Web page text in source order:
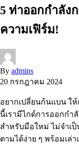
5 ท่าออกกำลัง
ความเฟิร์ม!
By admins
20 กรกฎาคม 2024
อยากเปลี่ยนก้นแบน ใ
นี้เรามีไกด์การออกกำ
สำหรับมือใหม่ ไม่จำเ
ตามได้ง่าย ๆ พร้อมเล่า